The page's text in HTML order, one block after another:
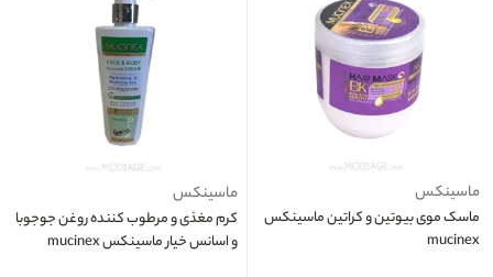
ماسینکس
ماسک موی بیوتین و کراتین ماسینکس
mucinex
ماسینکس
کرم مغذی و مرطوب کننده روغن جوجوبا
و اسانس خیار ماسینکس mucinex